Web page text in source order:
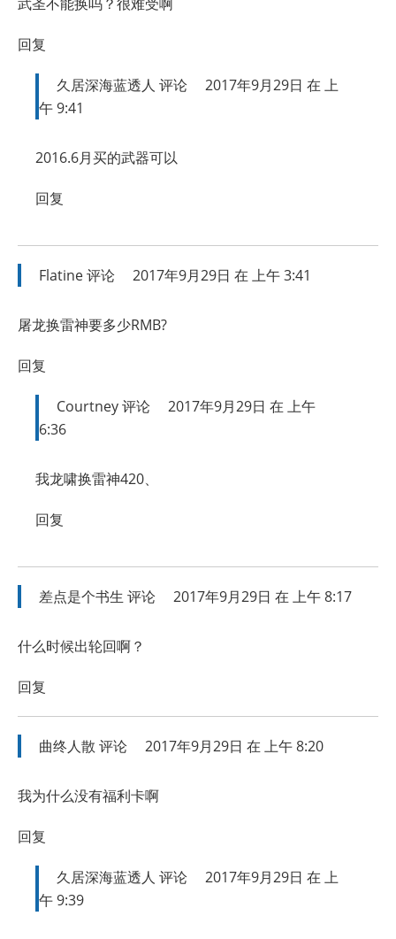
回复
久居深海蓝透人 评论
2017年9月29日 在 上
午 9:41
2016.6月买的武器可以
回复
Flatine评论 2017年9月29日 在 上午 3:41
屠龙换雷神要多少RMB?
回复
Courtney评论
2017年9月29日 在 上午
6:36
我龙啸换雷神420、
回复
差点是个书生 评论 2017年9月29日 在 上午 8:17
什么时候出轮回啊？
回复
曲终人散 评论 2017年9月29日 在 上午 8:20
我为什么没有福利卡啊
回复
久居深海蓝透人 评论
2017年9月29日 在 上
午 9:39